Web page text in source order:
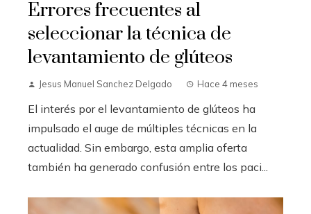
Errores frecuentes al
seleccionar la técnica de
levantamiento de glúteos
Jesus Manuel Sanchez Delgado Hace 4 meses
El interés por el levantamiento de glúteos ha
impulsado el auge de múltiples técnicas en la
actualidad. Sin embargo, esta amplia oferta
también ha generado confusión entre los paci...